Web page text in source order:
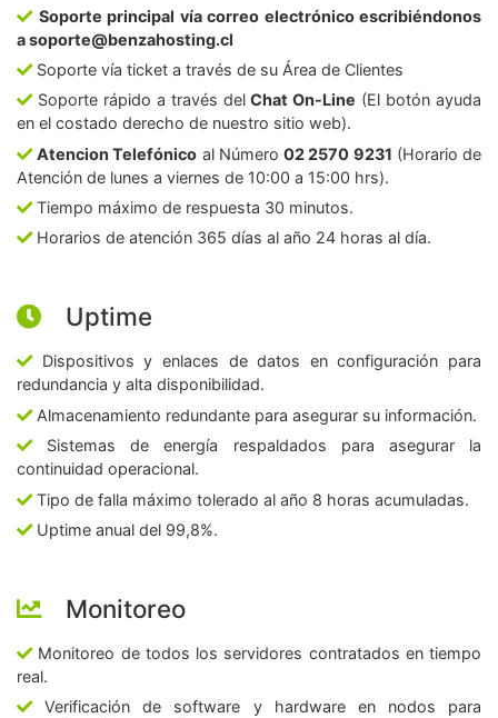
Soporte principal vía correo electrónico escribiéndonos
a soporte@benzahosting.cl
Soporte vía ticket a través de su Área de Clientes
Soporte rápido a través delChat On-Line (El botón ayuda
en el costado derecho de nuestro sitio web).
Atencion Telefónico al Número02 2570 9231 (Horario de
Atención de lunes a viernes de 10:00 a 15:00 hrs).
Tiempo máximo de respuesta 30 minutos.
Horarios de atención 365 días al año 24 horas al día.
Uptime
Dispositivos y enlaces de datos en configuración para
redundancia y alta disponibilidad.
Almacenamiento redundante para asegurar su información.
Sistemas de energía respaldados para asegurar la
continuidad operacional.
Tipo de falla máximo tolerado al año 8 horas acumuladas.
Uptime anual del 99,8%.
Monitoreo
Monitoreo de todos los servidores contratados en tiempo
real.
Verificación de software y hardware en nodos para